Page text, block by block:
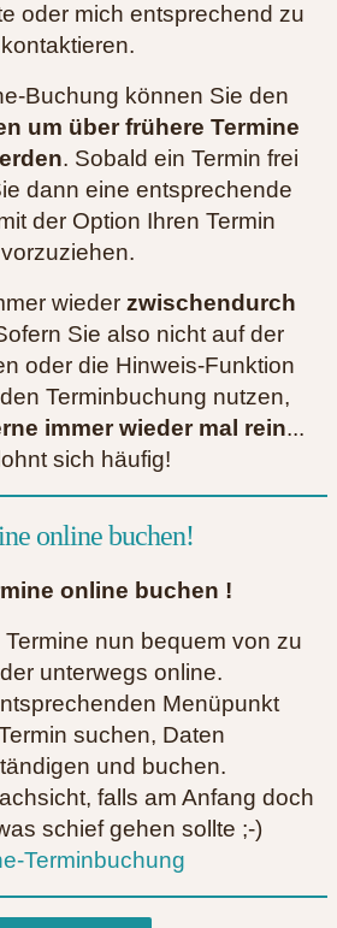
oder mich entsprechend zu
kontaktieren.
Buchung können Sie den
um über frühere Termine
. Sobald ein Termin frei
dann eine entsprechende
der Option Ihren Termin
vorzuziehen.
wieder zwischendurch
Sie also nicht auf der
oder die Hinweis-Funktion
Terminbuchung nutzen,
immer wieder mal rein...
sich häufig!
online buchen!
online buchen !
nun bequem von zu
unterwegs online.
Menüpunkt
suchen, Daten
und buchen.
falls am Anfang doch
schief gehen sollte ;-)
Terminbuchung